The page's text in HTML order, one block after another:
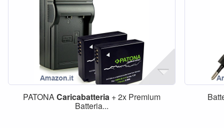
PATONACaricabatteria+ 2x Premium
Batteria...